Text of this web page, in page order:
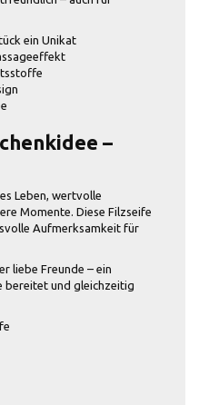
ein Unikat
–
Leben, wertvolle
Momente. Diese Filzseife
Aufmerksamkeit für
liebe Freunde – ein
bereitet und gleichzeitig